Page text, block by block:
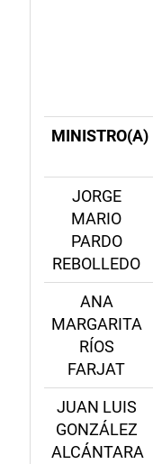
MINISTRO(A)
JORGE
MARIO
PARDO
REBOLLEDO
ANA
MARGARITA
RÍOS
FARJAT
JUAN LUIS
GONZÁLEZ
ALCÁNTARA